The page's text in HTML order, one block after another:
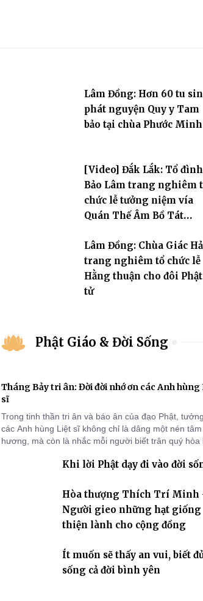
Lâm Đồng: Hơn 60 tu
phát nguyện Quy y Tam
bảo tại chùa Phước Minh
[Video] Đắk Lắk: Tổ đình
Bảo Lâm trang nghiêm
chức lễ tưởng niệm vía
Quán Thế Âm Bồ Tát
bảo
Lâm Đồng: Chùa Giác
trang nghiêm tổ chức lễ
Hằng thuận cho đôi Phật
tử
Phật Giáo & Đời Sống
Tháng Bảy tri ân: Đời đời nhớ ơn các Anh hùng
sĩ
Trong tinh thần tri ân và báo ân của đạo Phật,
các Anh hùng Liệt sĩ không chỉ là dâng một nén tâm
hương, mà còn là nhắc mỗi người biết trân quý hòa
Khi lời Phật dạy đi vào đời
Hòa thượng Thích Trí Minh
Người gieo những hạt giống
thiện lành cho cộng đồng
Ít muốn sẽ thấy an vui, biết
sống cả đời bình yên